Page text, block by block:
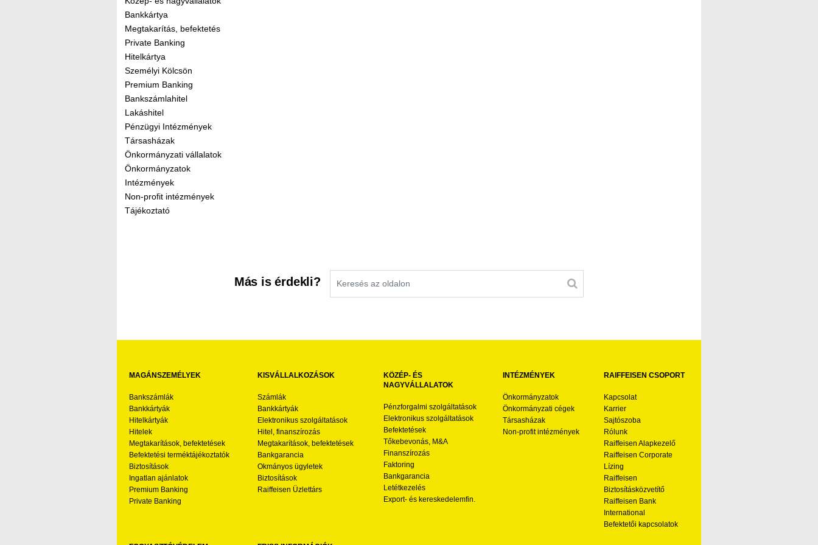
Bankkártya
Megtakarítás, befektetés
Private Banking
Hitelkártya
Személyi Kölcsön
Premium Banking
Bankszámlahitel
Lakáshitel
Pénzügyi Intézmények
Társasházak
Önkormányzati vállalatok
Önkormányzatok
Intézmények
Non-profit intézmények
Tájékoztató
Más is érdekli?
MAGÁNSZEMÉLYEK
Bankszámlák
Bankkártyák
Hitelkártyák
Hitelek
Megtakarítások, befektetések
Befektetési terméktájékoztatók
Biztosítások
Ingatlan ajánlatok
Premium Banking
Private Banking
KISVÁLLALKOZÁSOK
Számlák
Bankkártyák
Elektronikus szolgáltatások
Hitel, finanszírozás
Megtakarítások, befektetések
Bankgarancia
Okmányos ügyletek
Biztosítások
Raiffeisen Üzlettárs
KÖZÉP- ÉS
NAGYVÁLLALATOK
Pénzforgalmi szolgáltatások
Elektronikus szolgáltatások
Befektetések
Tőkebevonás, M&A
Finanszírozás
Faktoring
Bankgarancia
Letétkezelés
Export- és kereskedelemfin.
INTÉZMÉNYEK
Önkormányzatok
Önkormányzati cégek
Társasházak
Non-profit intézmények
RAIFFEISEN CSOPORT
Kapcsolat
Karrier
Sajtószoba
Rólunk
Raiffeisen Alapkezelő
Raiffeisen Corporate
Lízing
Raiffeisen
Biztosításközvetítő
Raiffeisen Bank
International
Befektetői kapcsolatok